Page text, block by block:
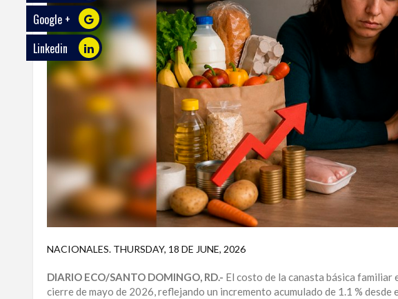
ECO
PLAY
TRABAJOS
INVESTIGACIÓN
PROVINCIAS
DISTRITO
NACIONAL
SANTO
SANTIAGO
JUAN
Google +
Linkedin
NACIONALES. THURSDAY, 18 DE JUNE, 2026
DIARIO ECO/SANTO DOMINGO, RD.- El costo de la canasta básica
cierre de mayo de 2026, reflejando un incremento acumulado de 1.1 %